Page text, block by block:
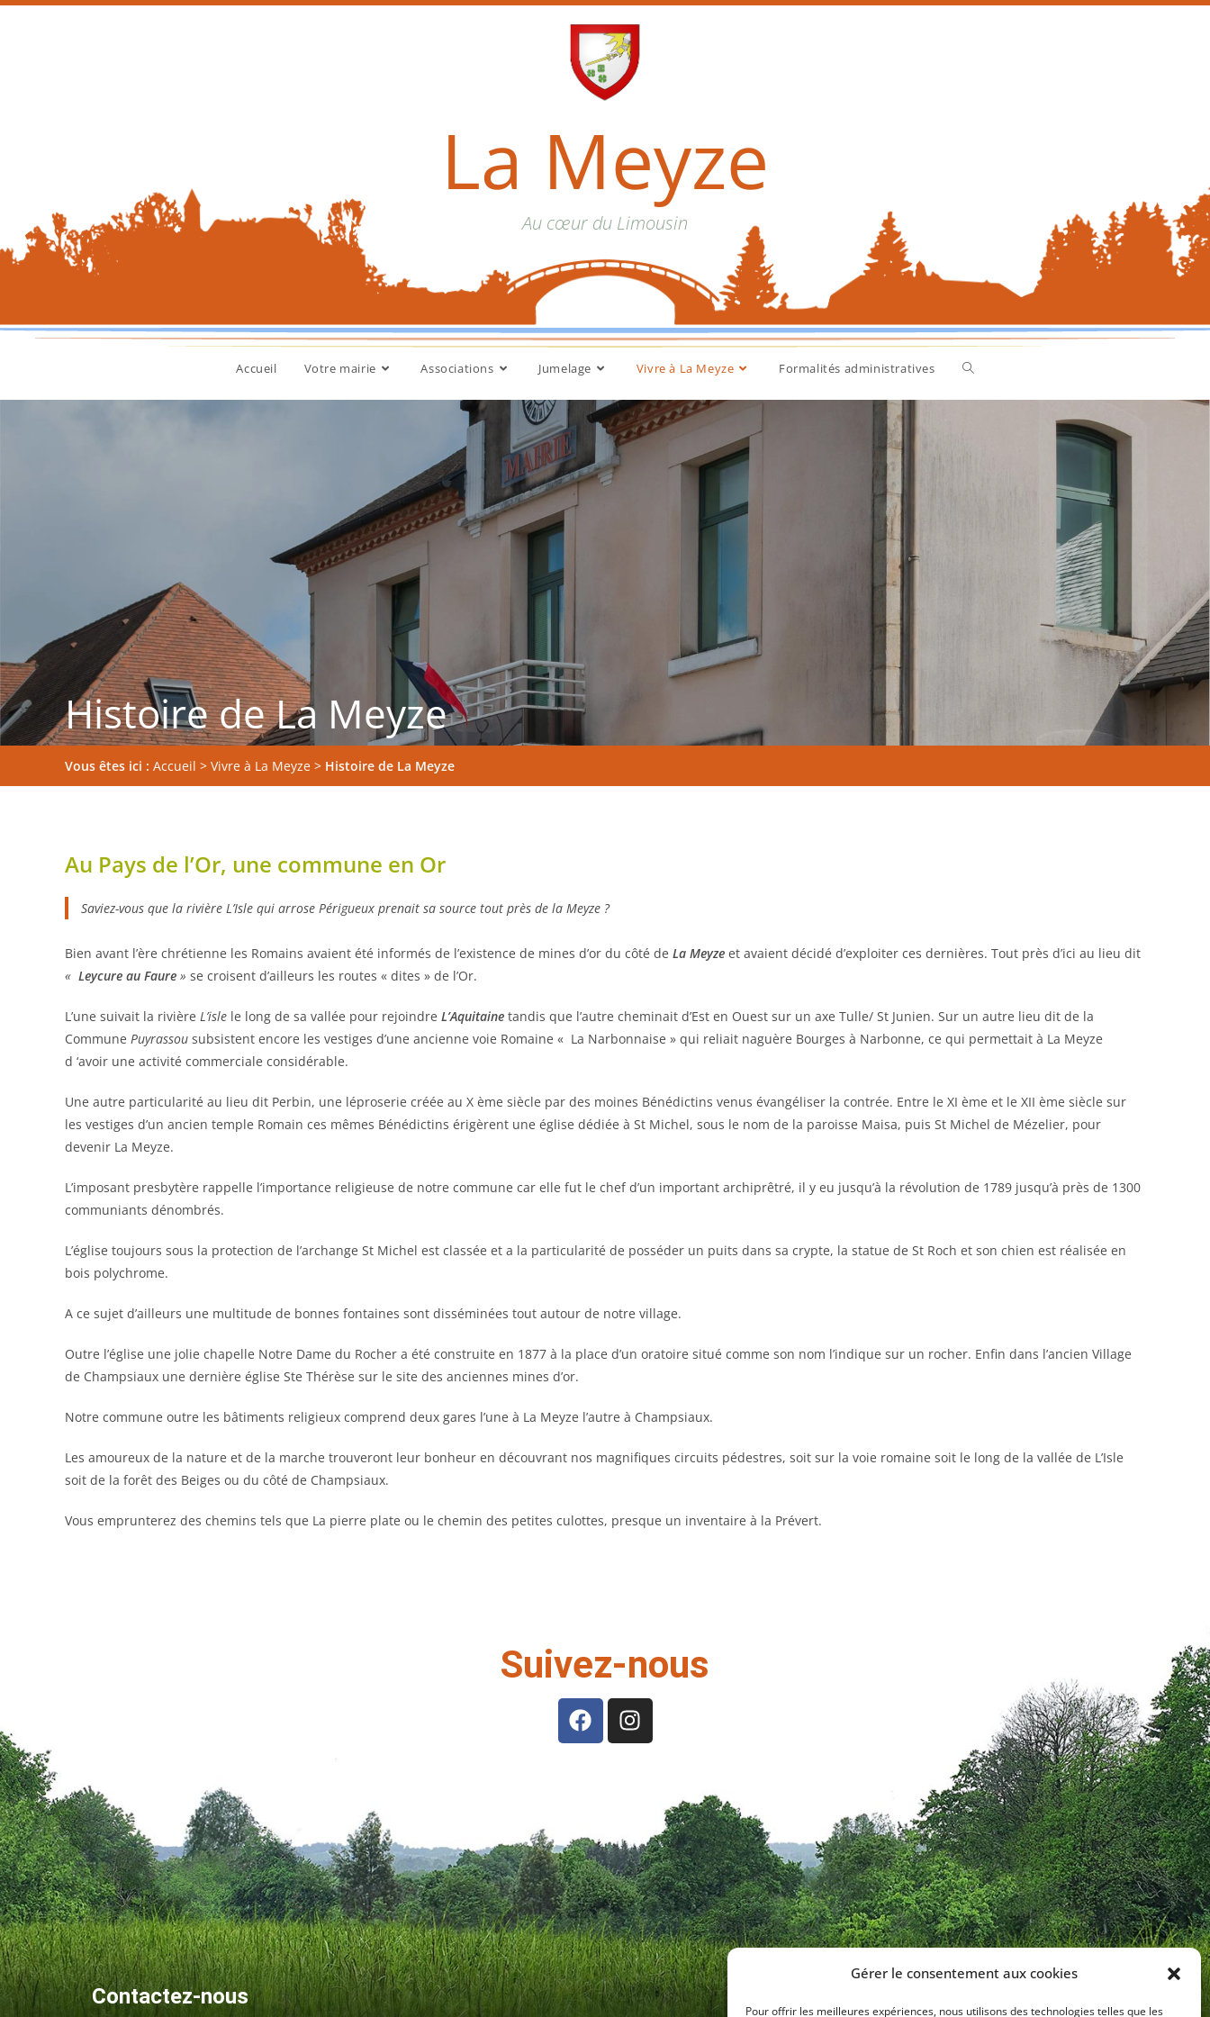
Gérer le consentement aux cookies
Pour offrir les meilleures expériences, nous utilisons des technologies telles que les
La Meyze
Au cœur du Limousin
Accueil Votre mairie Associations Jumelage Vivre à La Meyze Formalités administratives
Histoire de La Meyze
Vous êtes ici : Accueil > Vivre à La Meyze > Histoire de La Meyze
Au Pays de l’Or, une commune en Or
Saviez-vous que la rivière L’Isle qui arrose Périgueux prenait sa source tout près de la Meyze ?
Bien avant l’ère chrétienne les Romains avaient été informés de l’existence de mines d’or du côté de La Meyze et avaient décidé d’exploiter ces dernières. Tout près d’ici au lieu dit
« Leycure au Faure » se croisent d’ailleurs les routes « dites » de l’Or.
L’une suivait la rivière L’isle le long de sa vallée pour rejoindre L’Aquitaine tandis que l’autre cheminait d’Est en Ouest sur un axe Tulle/ St Junien. Sur un autre lieu dit de la
Commune Puyrassou subsistent encore les vestiges d’une ancienne voie Romaine « La Narbonnaise » qui reliait naguère Bourges à Narbonne, ce qui permettait à La Meyze
d ‘avoir une activité commerciale considérable.
Une autre particularité au lieu dit Perbin, une léproserie créée au X ème siècle par des moines Bénédictins venus évangéliser la contrée. Entre le XI ème et le XII ème siècle sur
les vestiges d’un ancien temple Romain ces mêmes Bénédictins érigèrent une église dédiée à St Michel, sous le nom de la paroisse Maisa, puis St Michel de Mézelier, pour
devenir La Meyze.
L’imposant presbytère rappelle l’importance religieuse de notre commune car elle fut le chef d’un important archiprêtré, il y eu jusqu’à la révolution de 1789 jusqu’à près de 1300
communiants dénombrés.
L’église toujours sous la protection de l’archange St Michel est classée et a la particularité de posséder un puits dans sa crypte, la statue de St Roch et son chien est réalisée en
bois polychrome.
A ce sujet d’ailleurs une multitude de bonnes fontaines sont disséminées tout autour de notre village.
Outre l’église une jolie chapelle Notre Dame du Rocher a été construite en 1877 à la place d’un oratoire situé comme son nom l’indique sur un rocher. Enfin dans l’ancien Village
de Champsiaux une dernière église Ste Thérèse sur le site des anciennes mines d’or.
Notre commune outre les bâtiments religieux comprend deux gares l’une à La Meyze l’autre à Champsiaux.
Les amoureux de la nature et de la marche trouveront leur bonheur en découvrant nos magnifiques circuits pédestres, soit sur la voie romaine soit le long de la vallée de L’Isle
soit de la forêt des Beiges ou du côté de Champsiaux.
Vous emprunterez des chemins tels que La pierre plate ou le chemin des petites culottes, presque un inventaire à la Prévert.
Suivez-nous
Contactez-nous